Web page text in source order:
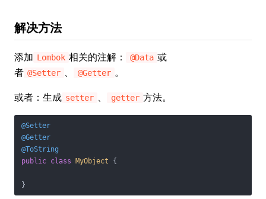
解决方法
添加 Lombok 相关的注解： @Data 或
者 @Setter @Getter 。
或者：生成 setter getter 方法。
@Setter
@Getter
@ToString
public class MyObject {